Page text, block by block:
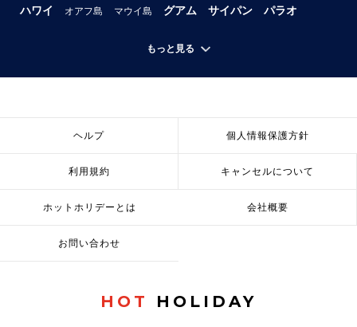
ハワイ
オアフ島 マウイ島 グアム サイパン パラオ
もっと見る
ヘルプ 個人情報保護方針
利用規約 キャンセルについて
ホットホリデーとは 会社概要
お問い合わせ
HOT HOLIDAY